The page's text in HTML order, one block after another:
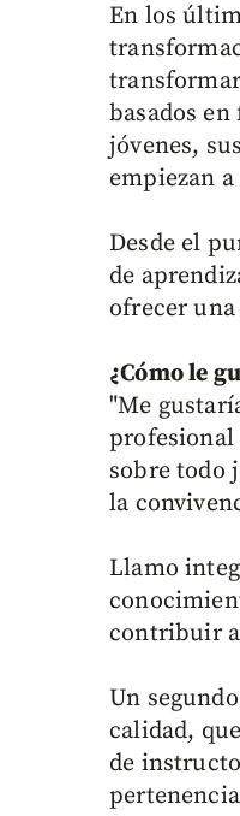
En los
basados
jóvenes,
empiezan
Desde el
de
ofrecer
¿Cómo le
"Me
profesional
sobre todo
la
Llamo
contribuir
Un
calidad,
de